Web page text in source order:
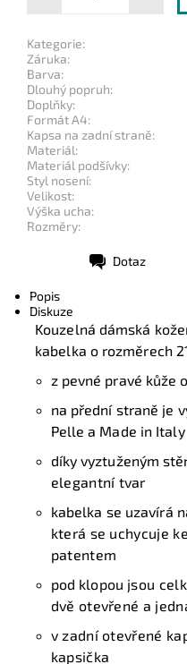
Kategorie:
Záruka:
Barva:
Dlouhý popruh:
Doplňky:
Formát A4:
Kapsa na zadní straně:
Materiál:
Materiál podšívky:
Styl nosení:
Velikost:
Výška ucha:
Rozměry:
Dotaz
Popis
Diskuze
Kouzelná dámská
kabelka o rozměrech
z pevné pravé kůže
na přední straně je
Pelle a Made in Italy
díky vyztuženým
elegantní tvar
kabelka se uzavírá
která se uchycuje
patentem
pod klopou jsou
dvě otevřené a
v zadní otevřené
kapsička